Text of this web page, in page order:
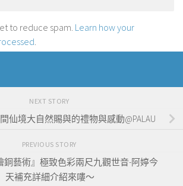
to reduce spam. Learn how your
NEXT STORY
仙境大自然賜與的禮物與感動@PALAU
PREVIOUS STORY
銅藝術』極致色彩兩尺九觀世音-阿婷今
天補充詳細介紹來嘍～